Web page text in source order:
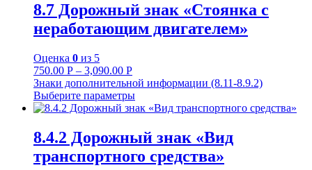
8.7 Дорожный знак «Стоянка с
неработающим двигателем»
Оценка 0 из 5
750.00 Р – 3,090.00 Р
Знаки дополнительной информации (8.11-8.9.2)
Выберите параметры
8.4.2 Дорожный знак «Вид
транспортного средства»